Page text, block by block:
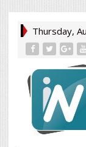
Thursday,